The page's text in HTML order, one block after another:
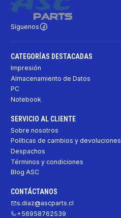
Síguenos
CATEGORÍAS DESTACADAS
Impresión
Almacenamiento de Datos
PC
Notebook
SERVICIO AL CLIENTE
Sobre nosotros
Políticas de cambios y devoluciones
Despachos
Términos y condiciones
Blog ASC
CONTÁCTANOS
s.diaz@ascparts.cl
+56958762539